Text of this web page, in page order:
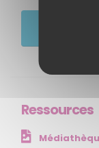
Ressources
Accueil
Qui sommes-nous ?
Agir